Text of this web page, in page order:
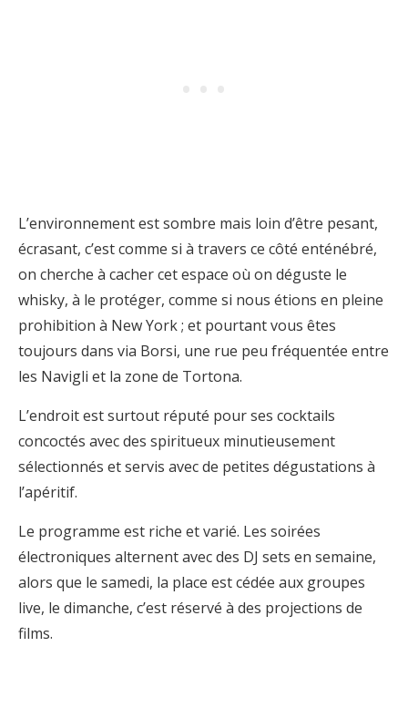
L’environnement est sombre mais loin d’être pesant,
écrasant, c’est comme si à travers ce côté enténébré,
on cherche à cacher cet espace où on déguste le
whisky, à le protéger, comme si nous étions en pleine
prohibition à New York ; et pourtant vous êtes
toujours dans via Borsi, une rue peu fréquentée entre
les Navigli et la zone de Tortona.
L’endroit est surtout réputé pour ses cocktails
concoctés avec des spiritueux minutieusement
sélectionnés et servis avec de petites dégustations à
l’apéritif.
Le programme est riche et varié. Les soirées
électroniques alternent avec des DJ sets en semaine,
alors que le samedi, la place est cédée aux groupes
live, le dimanche, c’est réservé à des projections de
films.